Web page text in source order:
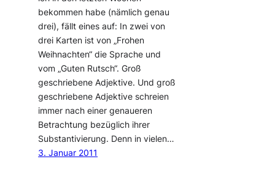
bekommen habe (nämlich genau
drei), fällt eines auf: In zwei von
drei Karten ist von „Frohen
Weihnachten“ die Sprache und
vom „Guten Rutsch“. Groß
geschriebene Adjektive. Und groß
geschriebene Adjektive schreien
immer nach einer genaueren
Betrachtung bezüglich ihrer
Substantivierung. Denn in vielen…
3. Januar 2011